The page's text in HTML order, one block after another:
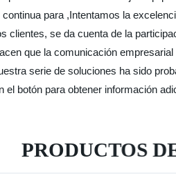
para ,Intentamos la
clientes, se da cuenta de la
que la comunicación
serie de soluciones ha sido
botón para obtener información
PRODUCTOS